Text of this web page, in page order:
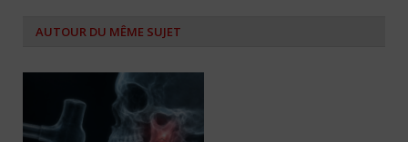
AUTOUR DU MÊME SUJET